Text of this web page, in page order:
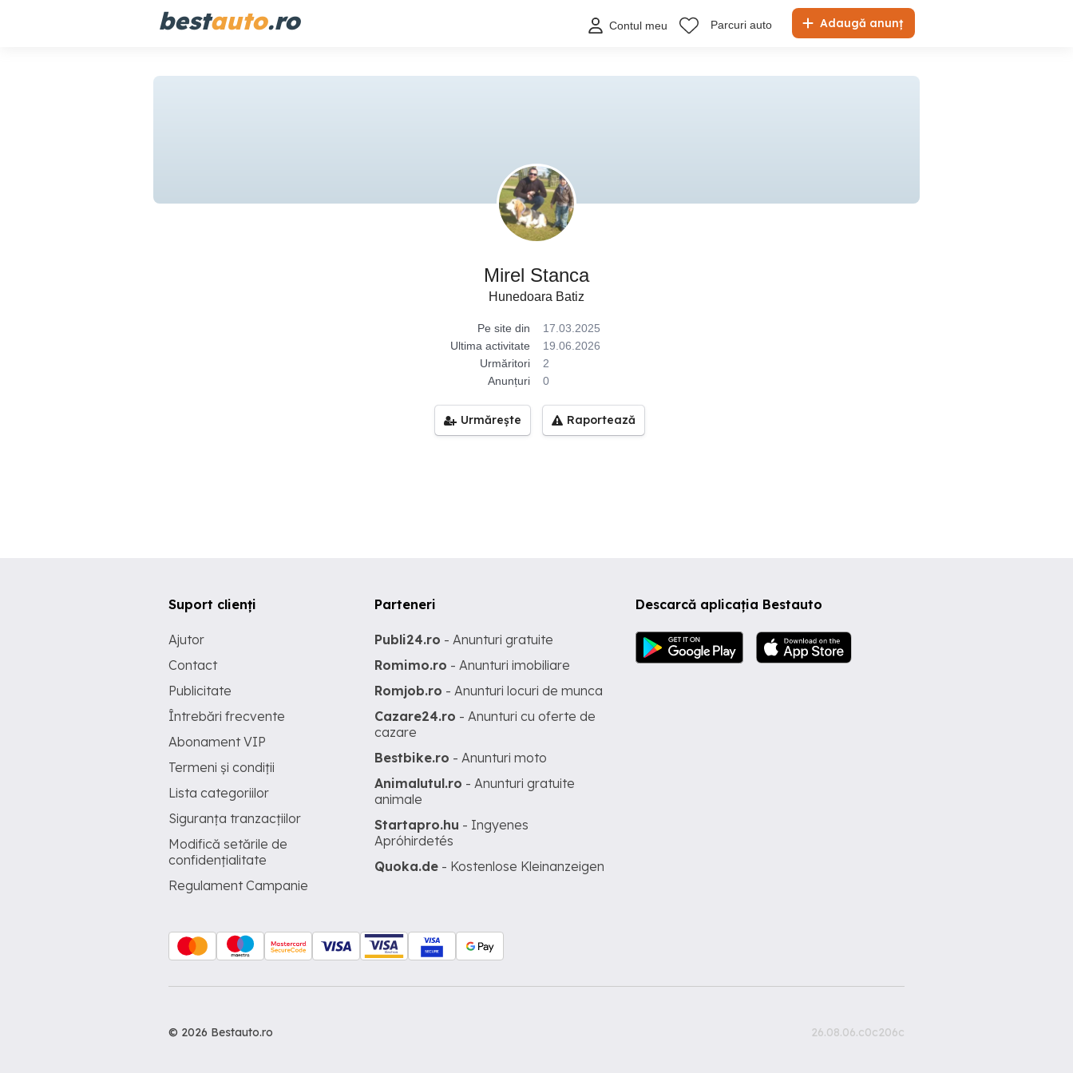
bestauto.ro Adaugă anunț
Contul meu Parcuri auto
Mirel Stanca
Hunedoara Batiz
Pe site din
17.03.2025
Ultima activitate
19.06.2026
Urmăritori
2
Anunțuri
0
Urmărește Raportează
Descarcă aplicația Bestauto
Suport clienți
Ajutor
Contact
Publicitate
Întrebări frecvente
Abonament VIP
Termeni și condiții
Lista categoriilor
Siguranța tranzacțiilor
Modifică setările de
confidențialitate
Regulament Campanie
Parteneri
Publi24.ro - Anunturi gratuite
Romimo.ro - Anunturi imobiliare
Romjob.ro - Anunturi locuri de munca
Cazare24.ro - Anunturi cu oferte de
cazare
Bestbike.ro - Anunturi moto
Animalutul.ro - Anunturi gratuite
animale
Startapro.hu - Ingyenes
Apróhirdetés
Quoka.de - Kostenlose Kleinanzeigen
© 2026 Bestauto.ro 26.08.06.c0c206c